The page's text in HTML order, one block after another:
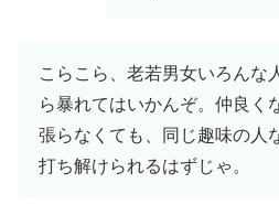
こらこら、老若男女いろんな
ら暴れてはいかんぞ。仲良く
張らなくても、同じ趣味の人
打ち解けられるはずじゃ。